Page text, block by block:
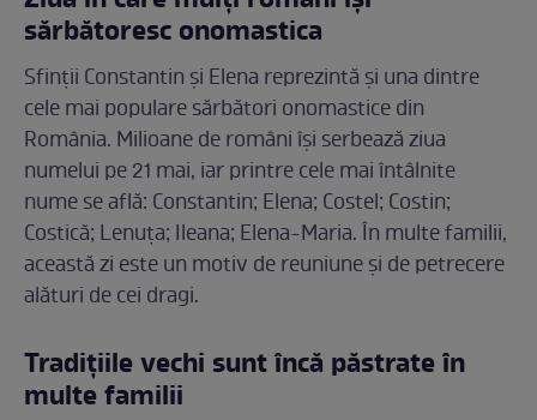
sărbătoresc onomastica
Sfinții Constantin și Elena reprezintă și una dintre
cele mai populare sărbători onomastice din
România. Milioane de români își serbează ziua
numelui pe 21 mai, iar printre cele mai întâlnite
nume se află: Constantin; Elena; Costel; Costin;
Costică; Lenuța; Ileana; Elena-Maria. În multe familii,
această zi este un motiv de reuniune și de petrecere
alături de cei dragi.
Tradițiile vechi sunt încă păstrate în
multe familii